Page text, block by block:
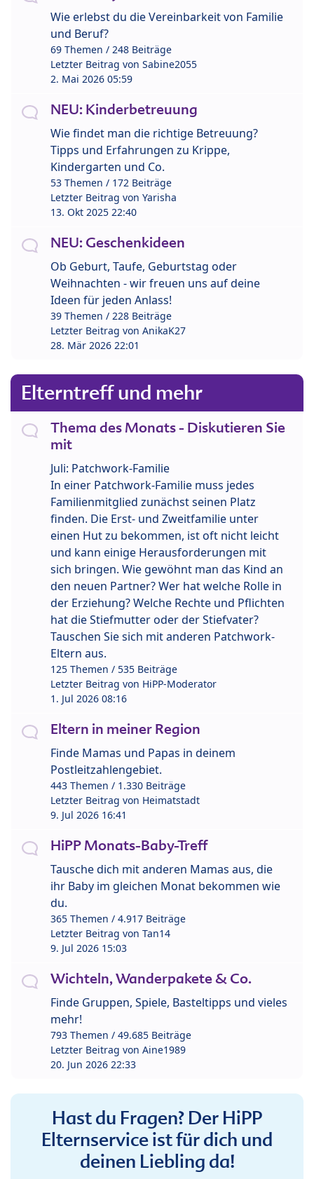
Wie erlebst du die Vereinbarkeit von Familie
und Beruf?
69 Themen / 248 Beiträge
Letzter Beitrag von Sabine2055
2. Mai 2026 05:59
NEU: Kinderbetreuung
Wie findet man die richtige Betreuung?
Tipps und Erfahrungen zu Krippe,
Kindergarten und Co.
53 Themen / 172 Beiträge
Letzter Beitrag von Yarisha
13. Okt 2025 22:40
NEU: Geschenkideen
Ob Geburt, Taufe, Geburtstag oder
Weihnachten - wir freuen uns auf deine
Ideen für jeden Anlass!
39 Themen / 228 Beiträge
Letzter Beitrag von AnikaK27
28. Mär 2026 22:01
Elterntreff und mehr
Thema des Monats - Diskutieren Sie
mit
Juli: Patchwork-Familie
In einer Patchwork-Familie muss jedes
Familienmitglied zunächst seinen Platz
finden. Die Erst- und Zweitfamilie unter
einen Hut zu bekommen, ist oft nicht leicht
und kann einige Herausforderungen mit
sich bringen. Wie gewöhnt man das Kind an
den neuen Partner? Wer hat welche Rolle in
der Erziehung? Welche Rechte und Pflichten
hat die Stiefmutter oder der Stiefvater?
Tauschen Sie sich mit anderen Patchwork-
Eltern aus.
125 Themen / 535 Beiträge
Letzter Beitrag von HiPP-Moderator
1. Jul 2026 08:16
Eltern in meiner Region
Finde Mamas und Papas in deinem
Postleitzahlengebiet.
443 Themen / 1.330 Beiträge
Letzter Beitrag von Heimatstadt
9. Jul 2026 16:41
HiPP Monats-Baby-Treff
Tausche dich mit anderen Mamas aus, die
ihr Baby im gleichen Monat bekommen wie
du.
365 Themen / 4.917 Beiträge
Letzter Beitrag von Tan14
9. Jul 2026 15:03
Wichteln, Wanderpakete & Co.
Finde Gruppen, Spiele, Basteltipps und vieles
mehr!
793 Themen / 49.685 Beiträge
Letzter Beitrag von Aine1989
20. Jun 2026 22:33
Hast du Fragen? Der HiPP
Elternservice ist für dich und
deinen Liebling da!